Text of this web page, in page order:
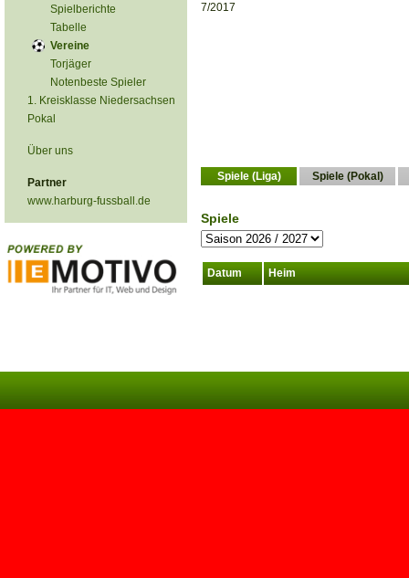
Spielberichte
Tabelle
Vereine
Torjäger
Notenbeste Spieler
1. Kreisklasse Niedersachsen
Pokal
Über uns
Partner
www.harburg-fussball.de
7/2017
Spiele (Liga) Spiele (Pokal)
Spiele
Datum Heim